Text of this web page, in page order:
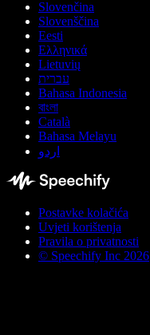
Slovenčina
Slovenščina
Eesti
Ελληνικά
Lietuvių
עברית
Bahasa Indonesia
বাংলা
Català
Bahasa Melayu
اردو
Postavke kolačića
Uvjeti korištenja
Pravila o privatnosti
© Speechify Inc 2026